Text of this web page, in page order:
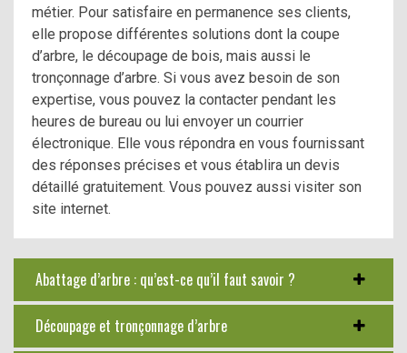
métier. Pour satisfaire en permanence ses clients,
elle propose différentes solutions dont la coupe
d’arbre, le découpage de bois, mais aussi le
tronçonnage d’arbre. Si vous avez besoin de son
expertise, vous pouvez la contacter pendant les
heures de bureau ou lui envoyer un courrier
électronique. Elle vous répondra en vous fournissant
des réponses précises et vous établira un devis
détaillé gratuitement. Vous pouvez aussi visiter son
site internet.
Abattage d’arbre : qu’est-ce qu’il faut savoir ?
Découpage et tronçonnage d’arbre